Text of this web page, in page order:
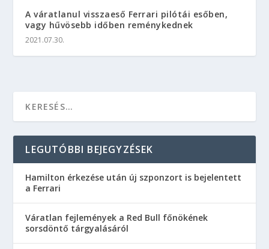
A váratlanul visszaeső Ferrari pilótái esőben,
vagy hűvösebb időben reménykednek
2021.07.30.
LEGUTÓBBI BEJEGYZÉSEK
Hamilton érkezése után új szponzort is bejelentett
a Ferrari
Váratlan fejlemények a Red Bull főnökének
sorsdöntő tárgyalásáról